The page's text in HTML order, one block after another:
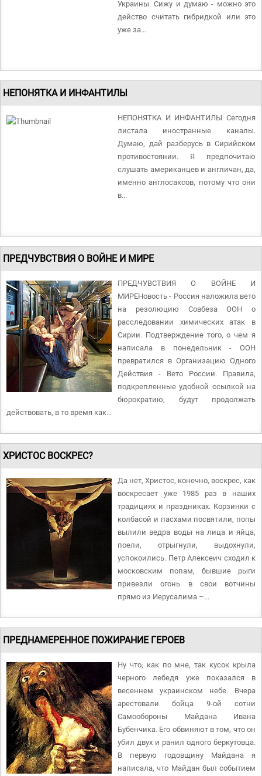
Украины. Сижу и думаю - можно это
действо считать гибридкой или это
уже за...
НЕПОНЯТКА И ИНФАНТИЛЫ
НЕПОНЯТКА И ИНФАНТИЛЫ Сегодня
листала иностранные каналы.
Думаю, дай разберусь в Сирийском
противостоянии. Я предпочитаю
слушать американцев и англичан, да,
именно англосаксов, потому что они
в...
ПРЕДЧУВСТВИЯ О ВОЙНЕ И МИРЕ
ПРЕДЧУВСТВИЯ О ВОЙНЕ И
МИРЕНовость - Россия наложила вето
на резолюцию Совбеза ООН о
расследовании химических атак в
Сирии. Подтверждение того, о чем я
написала в понедельник - ООН
превратился в Организацию Одного
Действия - Вето России. Правила,
подкрепленные удобной ссылкой на
бюрократию, будут продолжать
действовать, в то время как...
ХРИСТОС ВОСКРЕС?
Да нет, Христос, конечно, воскрес, как
воскресает уже 1985 раз в наших
традициях и праздниках. Корзинки с
колбасой и пасхами посвятили, попы
вылили ведра воды на лица и яйца,
поели, отрыгнули, выдохнули,
успокоились. Петр Алексеич сходил к
московским попам, бывшие рыги
привезли огонь в свои вотчины
прямо из Иерусалима –...
ПРЕДНАМЕРЕННОЕ ПОЖИРАНИЕ ГЕРОЕВ
Ну что, как по мне, так кусок крыла
черного лебедя уже показался в
весеннем украинском небе. Вчера
арестовали бойца 9-ой сотни
Самообороны Майдана Ивана
Бубенчика. Его обвиняют в том, что он
убил двух и ранил одного беркутовца.
В первую годовщину Майдана я
написала, что Майдан был событием